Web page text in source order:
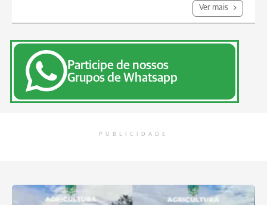
Ver mais
Participe de nossos
Grupos de Whatsapp
PUBLICIDADE